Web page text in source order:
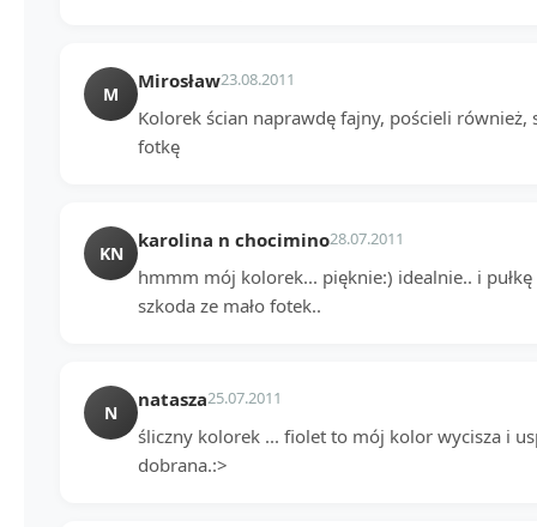
M
Mirosław23.08.2011
Kolorek ścian naprawdę fajny, pościeli
fotkę
KN
karolina n chocimino28.07.2011
hmmm mój kolorek... pięknie:) idealnie.. i
szkoda ze mało fotek..
N
natasza25.07.2011
śliczny kolorek ... fiolet to mój kolor wycisza i
dobrana.:>